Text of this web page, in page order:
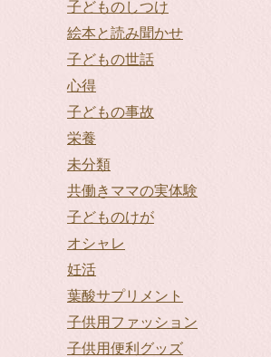
子どものしつけ
絵本と読み聞かせ
子どもの世話
心得
子どもの事故
栄養
未分類
共働きママの実体験
子どものけが
オシャレ
妊活
葉酸サプリメント
子供用ファッション
子供用便利グッズ